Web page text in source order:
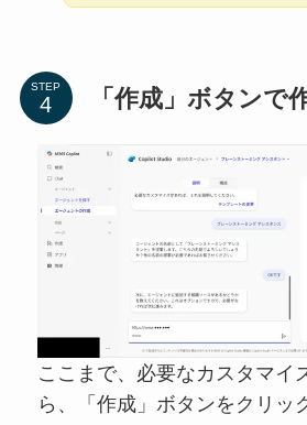
STEP 「作成」ボタンで
ここまで、必要なカスタマイ
ら、「作成」ボタンをクリッ